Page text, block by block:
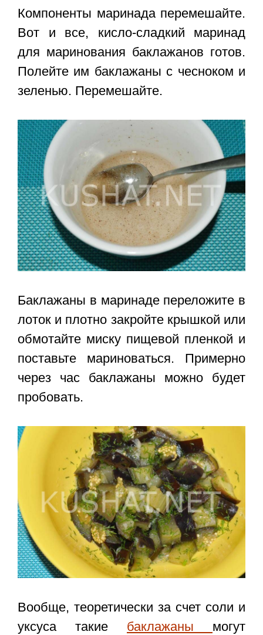
Компоненты маринада перемешайте.
Вот и все, кисло-сладкий маринад
для маринования баклажанов готов.
Полейте им баклажаны с чесноком и
зеленью. Перемешайте.
Баклажаны в маринаде переложите в
лоток и плотно закройте крышкой или
обмотайте миску пищевой пленкой и
поставьте мариноваться. Примерно
через час баклажаны можно будет
пробовать.
Вообще, теоретически за счет соли и
уксуса такие баклажаны могут